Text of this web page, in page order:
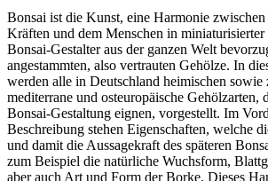
Bonsai ist die Kunst, eine Harmonie
Kräften und dem Menschen in miniaturisierter
Bonsai-Gestalter aus der ganzen Welt
angestammten, also vertrauten Gehölze. In
werden alle in Deutschland heimischen sowie
mediterrane und osteuropäische Gehölzarten,
Bonsai-Gestaltung eignen, vorgestellt. Im
Beschreibung stehen Eigenschaften, welche
und damit die Aussagekraft des späteren
zum Beispiel die natürliche Wuchsform,
aber auch Art und Form der Borke. Dieses